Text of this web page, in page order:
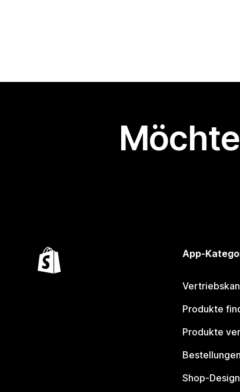
App-
Produkte
Produkte
Shop-Design